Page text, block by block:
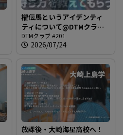
す
櫂伝馬というアイデンティ
ティについて@DTMクラブ
#201
DTMクラブ #201
2026/07/24
放課後・大崎海星高校へ！